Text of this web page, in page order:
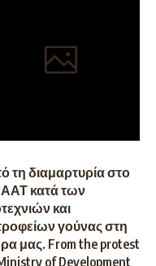
τη διαμαρτυρία στο
κατά των
και
γούνας στη
μας. From the protest
of Development